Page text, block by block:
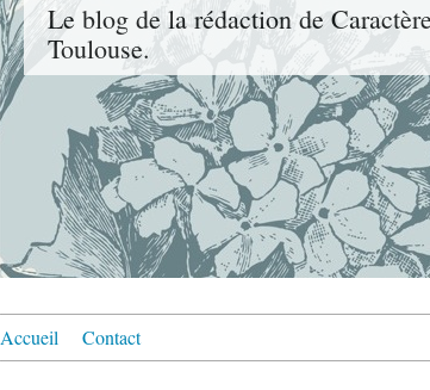
Le blog de la rédaction de
Toulouse.
Accueil Contact